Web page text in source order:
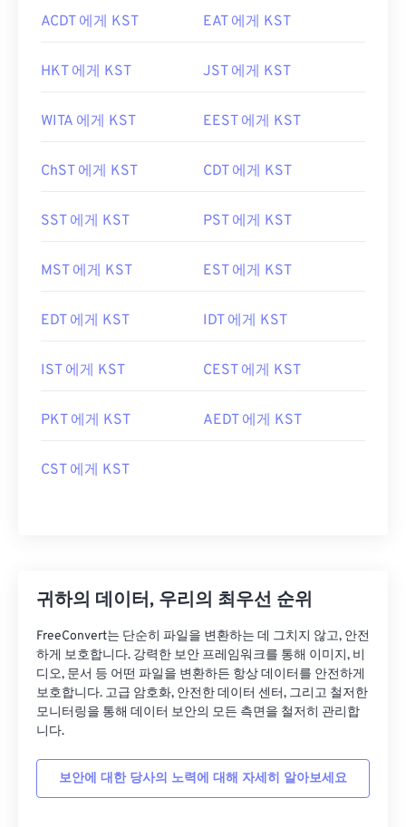
ACDT 에게 KST EAT 에게 KST
HKT 에게 KST JST 에게 KST
WITA 에게 KST EEST 에게 KST
ChST 에게 KST CDT 에게 KST
SST 에게 KST PST 에게 KST
MST 에게 KST EST 에게 KST
EDT 에게 KST IDT 에게 KST
IST 에게 KST CEST 에게 KST
PKT 에게 KST AEDT 에게 KST
CST 에게 KST
귀하의 데이터, 우리의 최우선 순위
FreeConvert는 단순히 파일을 변환하는 데 그치지 않고, 안전
하게 보호합니다. 강력한 보안 프레임워크를 통해 이미지, 비
디오, 문서 등 어떤 파일을 변환하든 항상 데이터를 안전하게
보호합니다. 고급 암호화, 안전한 데이터 센터, 그리고 철저한
모니터링을 통해 데이터 보안의 모든 측면을 철저히 관리합
니다.
보안에 대한 당사의 노력에 대해 자세히 알아보세요